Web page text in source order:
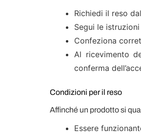
Richiedi il reso
Segui le
Confeziona
Al ricevimento
conferma
Condizioni per il reso
Affinché un prodotto si
Essere